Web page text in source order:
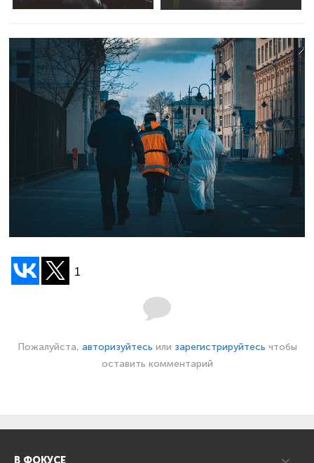
1
Пожалуйста, авторизуйтесь или зарегистрируйтесь чтобы
оставить комментарий
В ФОКУСЕ